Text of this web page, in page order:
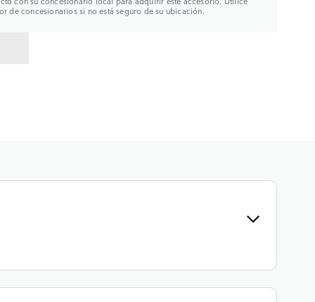
de concesionarios si no está seguro de su ubicación.